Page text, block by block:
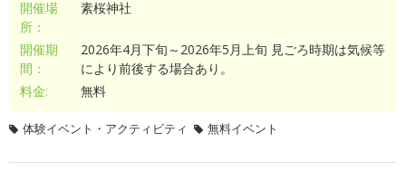
開催場
所：
素桜神社
開催期
間：
2026年4月下旬～2026年5月上旬 見ごろ時期は気候等
により前後する場合あり。
料金:
無料
体験イベント・アクティビティ 無料イベント